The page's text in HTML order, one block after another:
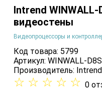
Intrend
видеостены
Видеопроцессоры и
Код товара: 5799
Артикул: WINWALL-
Производитель: Intrend
☆ ☆ ☆ ☆ ☆ 0